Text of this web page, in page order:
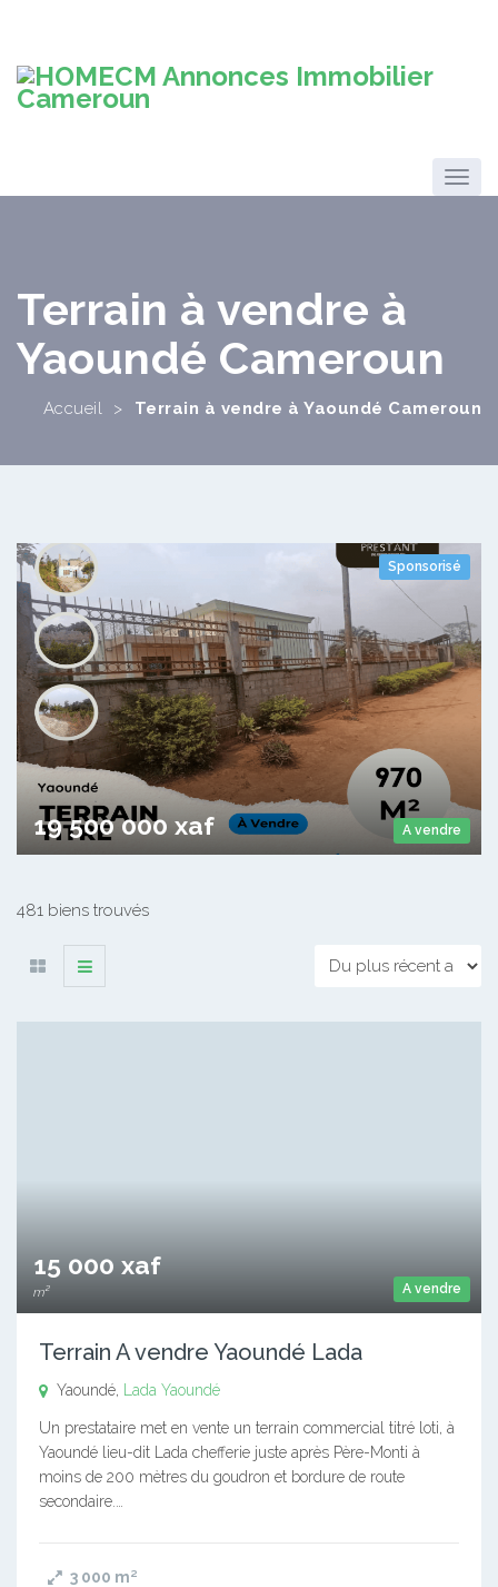
Terrain à vendre à
Yaoundé Cameroun
Accueil > Terrain à vendre à Yaoundé Cameroun
A vendre
Sponsorisé
19 500 000 xaf
Terrain A vendre Awaïe Escalier
Awaïe Escalier
970
481 biens trouvés
A vendre
15 000 xaf
m²
Terrain A vendre Yaoundé Lada
Yaoundé, Lada Yaoundé
Un prestataire met en vente un terrain commercial titré loti, à
Yaoundé lieu-dit Lada chefferie juste après Père-Monti à
moins de 200 mètres du goudron et bordure de route
secondaire.…
3 000 m²